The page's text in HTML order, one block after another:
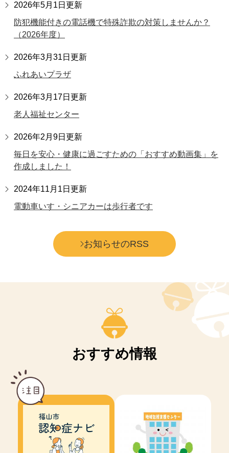
2026年5月1日更新
防犯機能付きの電話機で特殊詐欺の対策しませんか？
（2026年度）
2026年3月31日更新
ふれあいプラザ
2026年3月17日更新
老人福祉センター
2026年2月9日更新
毎日を安心・健康に過ごすための「おすすめ動画集」を
作成しました！
2024年11月1日更新
電動車いす・シニアカーは歩行者です
お知らせのRSS
おすすめ情報